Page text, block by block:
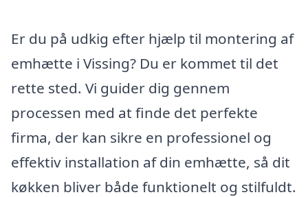
Er du på udkig efter hjælp til montering af
emhætte i Vissing? Du er kommet til det
rette sted. Vi guider dig gennem
processen med at finde det perfekte
firma, der kan sikre en professionel og
effektiv installation af din emhætte, så dit
køkken bliver både funktionelt og stilfuldt.